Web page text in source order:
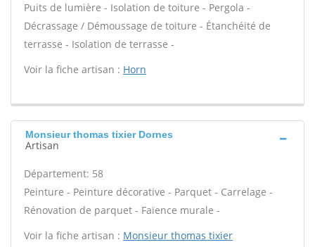
Puits de lumière - Isolation de toiture - Pergola -
Décrassage / Démoussage de toiture - Étanchéité de
terrasse - Isolation de terrasse -
Voir la fiche artisan : Horn
Monsieur thomas tixier Dornes
Artisan
Département: 58
Peinture - Peinture décorative - Parquet - Carrelage -
Rénovation de parquet - Faïence murale -
Voir la fiche artisan : Monsieur thomas tixier